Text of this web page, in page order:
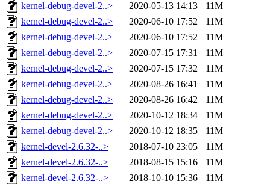
kernel-debug-devel-2..> 2020-05-13 14:13
11M
kernel-debug-devel-2..>
2020-06-10 17:52
11M
kernel-debug-devel-2..>
2020-06-10 17:52
11M
kernel-debug-devel-2..>
2020-07-15 17:31
11M
kernel-debug-devel-2..>
2020-07-15 17:32
11M
kernel-debug-devel-2..>
2020-08-26 16:41
11M
kernel-debug-devel-2..>
2020-08-26 16:42
11M
kernel-debug-devel-2..>
2020-10-12 18:34
11M
kernel-debug-devel-2..>
2020-10-12 18:35
11M
kernel-devel-2.6.32-..>
2018-07-10 23:05
11M
kernel-devel-2.6.32-..>
2018-08-15 15:16
11M
kernel-devel-2.6.32-..>
2018-10-10 15:36
11M